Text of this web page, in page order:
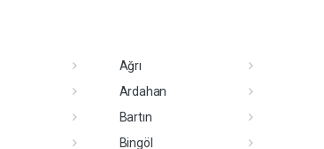
Ağrı
Ardahan
Bartın
Bingöl